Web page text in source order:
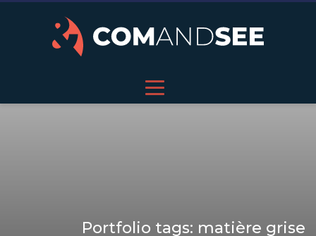
Portfolio tags: matière grise